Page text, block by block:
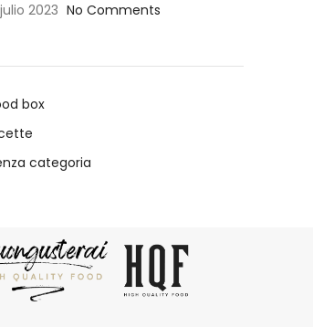
2023 No Comments
box
categoria